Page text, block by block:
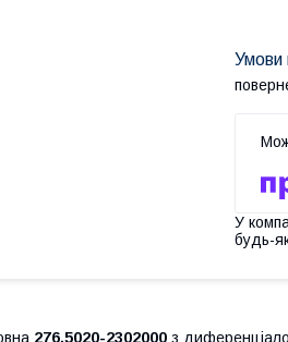
У
будь-
276.5020-2302000 з